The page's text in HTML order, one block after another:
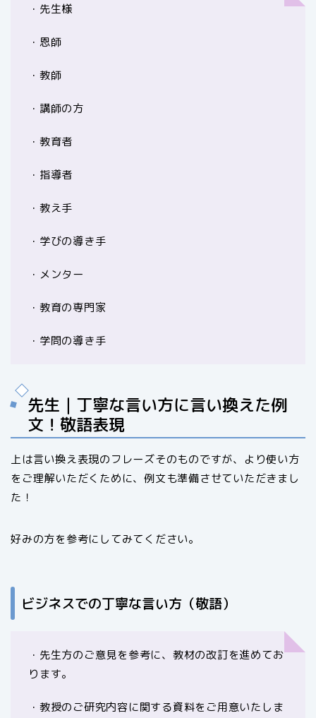
・先生様
・恩師
・教師
・講師の方
・教育者
・指導者
・教え手
・学びの導き手
・メンター
・教育の専門家
・学問の導き手
先生｜丁寧な言い方に言い換えた例
文！敬語表現
上は言い換え表現のフレーズそのものですが、より使い方
をご理解いただくために、例文も準備させていただきまし
た！
好みの方を参考にしてみてください。
ビジネスでの丁寧な言い方（敬語）
・先生方のご意見を参考に、教材の改訂を進めてお
ります。
・教授のご研究内容に関する資料をご用意いたしま